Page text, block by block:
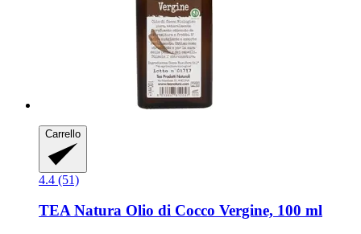
Carrello
4.4 (51)
TEA Natura Olio di Cocco Vergine, 100 ml